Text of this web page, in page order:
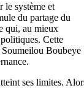
le système et
du partage du
qui, au mieux
Cette
Soumeilou Boubeye
ses limites.